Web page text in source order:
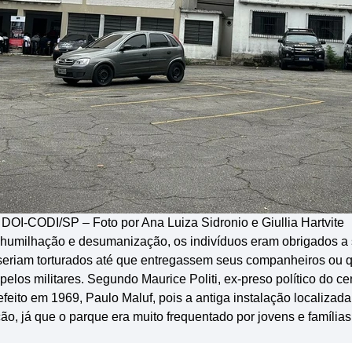
CODI/SP – Foto por Ana Luiza Sidronio e Giullia Hartvite
e desumanização, os indivíduos eram obrigados
torturados até que entregassem seus companheiros ou
militares. Segundo Maurice Politi, ex-preso político do
em 1969, Paulo Maluf, pois a antiga instalação
já que o parque era muito frequentado por jovens e